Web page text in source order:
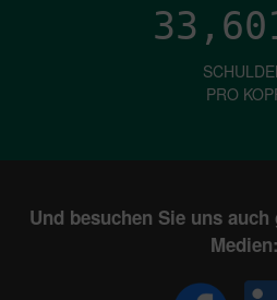
PRO
Und besuchen Sie uns
Medien: